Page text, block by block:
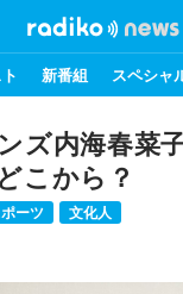
新番組 スペシャ
ズ内海春菜
こから？
ーツ 文化人